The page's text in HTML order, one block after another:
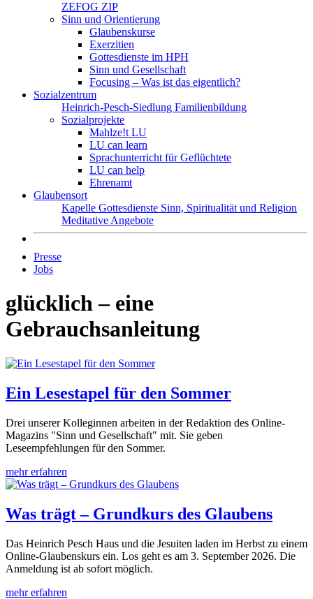
ZEFOG ZIP
Sinn und Orientierung
Glaubenskurse
Exerzitien
Gottesdienste im HPH
Sinn und Gesellschaft
Focusing – Was ist das eigentlich?
Sozialzentrum
Heinrich-Pesch-Siedlung Familienbildung
Sozialprojekte
Mahlze!t LU
LU can learn
Sprachunterricht für Geflüchtete
LU can help
Ehrenamt
Glaubensort
Kapelle Gottesdienste Sinn, Spiritualität und Religion
Meditative Angebote
Presse
Jobs
glücklich – eine
Gebrauchsanleitung
Ein Lesestapel für den Sommer
Drei unserer Kolleginnen arbeiten in der Redaktion des Online-
Magazins "Sinn und Gesellschaft" mit. Sie geben
Leseempfehlungen für den Sommer.
mehr erfahren
Was trägt – Grundkurs des Glaubens
Das Heinrich Pesch Haus und die Jesuiten laden im Herbst zu einem
Online-Glaubenskurs ein. Los geht es am 3. September 2026. Die
Anmeldung ist ab sofort möglich.
mehr erfahren